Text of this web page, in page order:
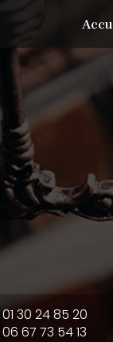
01 30 24 85 20
06 67 73 54 13